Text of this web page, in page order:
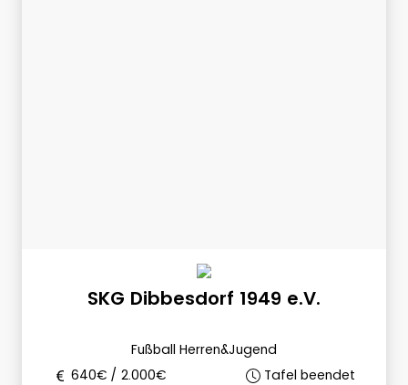
SKG Dibbesdorf 1949 e.V.
Fußball Herren&Jugend
640€ / 2.000€ Tafel beendet